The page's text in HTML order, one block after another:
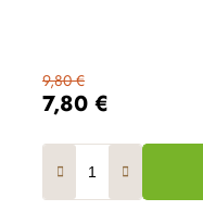
7,80 €
9,80 €